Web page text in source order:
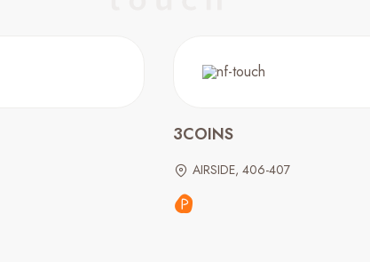
3COINS
AIRSIDE, 406-407